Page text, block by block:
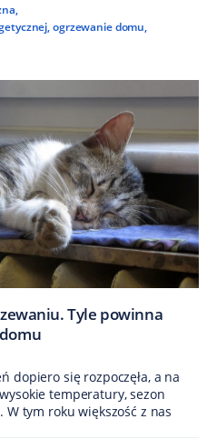
,
,ogrzewanie domu,
Tyle powinna
dopiero się rozpoczęła, a na
temperatury, sezon
tym roku większość z nas